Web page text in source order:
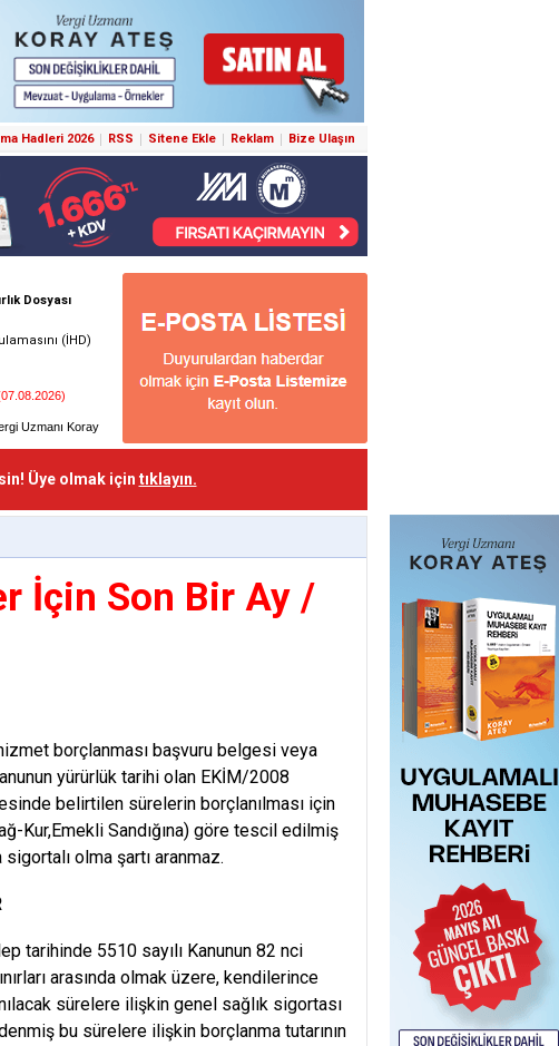
Hadleri 2026 RSS Sitene Ekle Reklam Bize Ulaşın
Üye olmak için tıklayın.
İçin Son Bir Ay /
borçlanması başvuru belgesi veya
yürürlük tarihi olan EKİM/2008
belirtilen sürelerin borçlanılması için
Kur,Emekli Sandığına) göre tescil edilmiş
olma şartı aranmaz.
tarihinde 5510 sayılı Kanunun 82 nci
arasında olmak üzere, kendilerince
sürelere ilişkin genel sağlık sigortası
bu sürelere ilişkin borçlanma tutarının